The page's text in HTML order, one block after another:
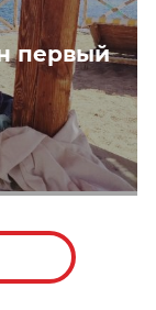
первый